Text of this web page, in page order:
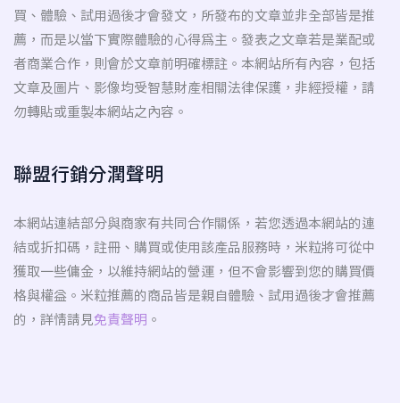
買、體驗、試用過後才會發文，所發布的文章並非全部皆是推
薦，而是以當下實際體驗的心得為主。發表之文章若是業配或
者商業合作，則會於文章前明確標註。本網站所有內容，包括
文章及圖片、影像均受智慧財產相關法律保護，非經授權，請
勿轉貼或重製本網站之內容。
聯盟行銷分潤聲明
本網站連結部分與商家有共同合作關係，若您透過本網站的連
結或折扣碼，註冊、購買或使用該產品服務時，米粒將可從中
獲取一些傭金，以維持網站的營運，但不會影響到您的購買價
格與權益。米粒推薦的商品皆是親自體驗、試用過後才會推薦
的，詳情請見 免責聲明 。